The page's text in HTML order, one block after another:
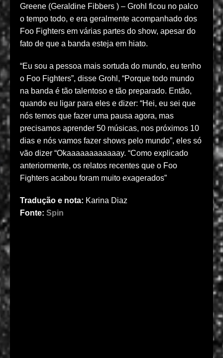
Greene (Geraldine Fibbers ) – Grohl ficou no palco
o tempo todo, e era geralmente acompanhado dos
Foo Fighters em várias partes do show, apesar do
fato de que a banda esteja em hiato.
“Eu sou a pessoa mais sortuda do mundo, eu tenho
o Foo Fighters”, disse Grohl, “Porque todo mundo
na banda é tão talentoso e tão preparado. Então,
quando eu ligar para eles e dizer: “Hei, eu sei que
nós temos que fazer uma pausa agora, mas
precisamos aprender 50 músicas, nos próximos 10
dias e nós vamos fazer shows pelo mundo”, eles só
vão dizer “Okaaaaaaaaaaaay. “Como explicado
anteriormente, os relatos recentes que o Foo
Fighters acabou foram muito exagerados”
Tradução e nota: Karina Diaz
Fonte: Spin